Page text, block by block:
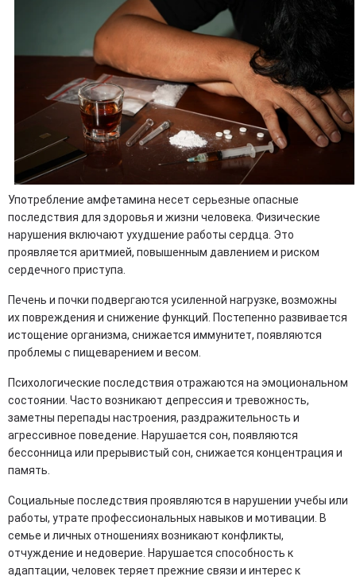
Употребление амфетамина несет серьезные опасные
последствия для здоровья и жизни человека. Физические
нарушения включают ухудшение работы сердца. Это
проявляется аритмией, повышенным давлением и риском
сердечного приступа.
Печень и почки подвергаются усиленной нагрузке, возможны
их повреждения и снижение функций. Постепенно развивается
истощение организма, снижается иммунитет, появляются
проблемы с пищеварением и весом.
Психологические последствия отражаются на эмоциональном
состоянии. Часто возникают депрессия и тревожность,
заметны перепады настроения, раздражительность и
агрессивное поведение. Нарушается сон, появляются
бессонница или прерывистый сон, снижается концентрация и
память.
Социальные последствия проявляются в нарушении учебы или
работы, утрате профессиональных навыков и мотивации. В
семье и личных отношениях возникают конфликты,
отчуждение и недоверие. Нарушается способность к
адаптации, человек теряет прежние связи и интерес к